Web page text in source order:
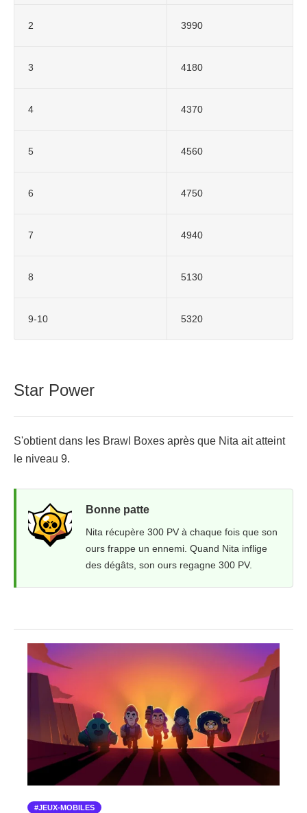
2 3990
3 4180
4 4370
5 4560
6 4750
7 4940
8 5130
9-10 5320
Star Power
S'obtient dans les Brawl Boxes après que Nita ait atteint
le niveau 9.
Bonne patte
Nita récupère 300 PV à chaque fois que son
ours frappe un ennemi. Quand Nita inflige
des dégâts, son ours regagne 300 PV.
JEUX-MOBILES